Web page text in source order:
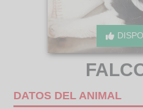
DATOS DEL ANIMAL